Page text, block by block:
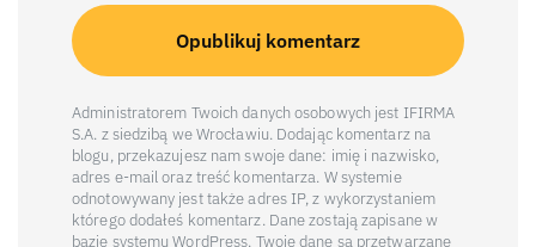
Administratorem Twoich danych osobowych jest IFIRMA
S.A. z siedzibą we Wrocławiu. Dodając komentarz na
blogu, przekazujesz nam swoje dane: imię i nazwisko,
adres e-mail oraz treść komentarza. W systemie
odnotowywany jest także adres IP, z wykorzystaniem
którego dodałeś komentarz. Dane zostają zapisane w
bazie systemu WordPress. Twoje dane są przetwarzane